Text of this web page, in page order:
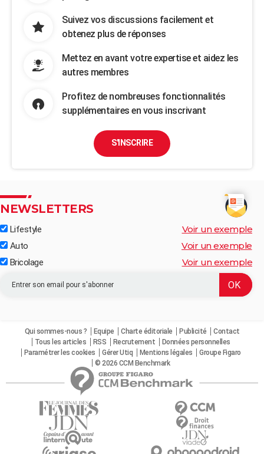
Suivez vos discussions facilement et
obtenez plus de réponses
Mettez en avant votre expertise et aidez les
autres membres
Profitez de nombreuses fonctionnalités
supplémentaires en vous inscrivant
S'INSCRIRE
NEWSLETTERS
Lifestyle Voir un exemple
Auto Voir un exemple
Bricolage Voir un exemple
Qui sommes-nous ? Equipe Charte éditoriale Publicité
Contact
Tous les articles
RSS Recrutement
Données personnelles
Paramétrer les cookies
Gérer Utiq Mentions légales
Groupe Figaro
© 2026 CCM Benchmark